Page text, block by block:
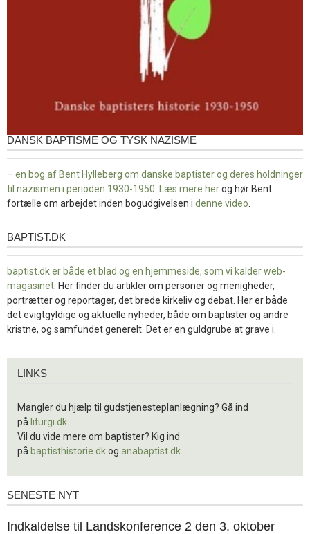
DANSK BAPTISME OG TYSK NAZISME
– en bog af Bent Hylleberg om danske baptister og deres holdninger
til nazismen i perioden 1930-1950. Læs mere herog hør Bent
fortælle om arbejdet inden bogudgivelsen i denne video
baptist.dk
BAPTIST.DK
baptist.dk er både et blad og en hjemmeside, som vi kalder web-
magasinet . Her finder du artikler om personer og menigheder,
portrætter og reportager, det brede kirkeliv og debat. Her er både
det evigtgyldige og aktuelle nyheder, både om baptister og andre
kristne, og samfundet generelt. Det er en guldgrube at grave i.
LINKS
Mangler du hjælp til gudstjenesteplanlægning? Gå ind
på liturgi.dk
Vil du vide mere om baptister? Kig ind
på baptisthistorie.dkog anabaptist.dk
Seneste
SENESTE NYT
1.Indkaldelse til Landskonference 2 den 3. oktober